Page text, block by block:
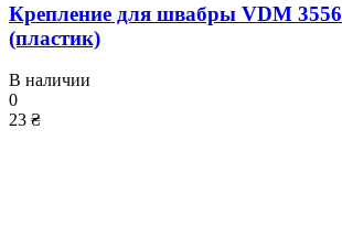
Крепление для швабры VDM 3556
(пластик)
В наличии
0
23 ₴